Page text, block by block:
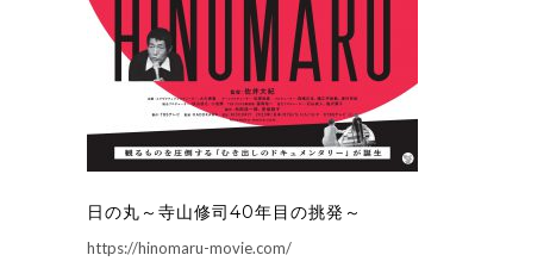
日の丸～寺山修司40年目の挑発～
https://hinomaru-movie.com/